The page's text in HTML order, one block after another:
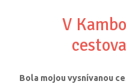
V
Bola mojou vysnívanou